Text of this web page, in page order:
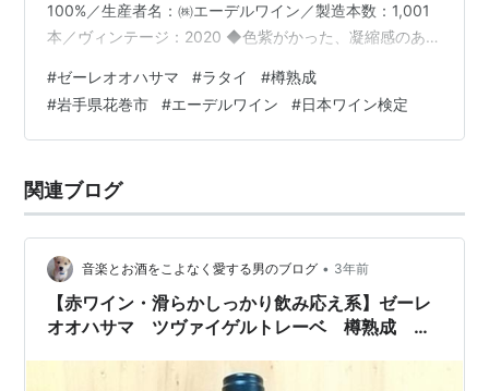
100%／生産者名：㈱エーデルワイン／製造本数：1,001
本／ヴィンテージ：2020 ◆色紫がかった、凝縮感のあ
め。 特徴は、 ブラックベリー 、スミレの華やかな香
り。 勢いよく湧き上がる。 ◆味わいアタックは、まろや
か。 酸味、渋味、果実感をバランス良く味わいながら、
による甘味も心地良い。 ◆余韻酸味と渋味がお互いを消
しあうことなく、ちょうど…
#ゼーレオオハサマ #ラタイ #樽熟成
#岩手県花巻市 #エーデルワイン #日本ワイン検定
関連ブログ
音楽とお酒をこよなく愛する男のブログ • 3年前
【赤ワイン・滑らかしっかり飲み応え系】ゼーレ
オオハサマ ツヴァイゲルトレーベ 樽熟成